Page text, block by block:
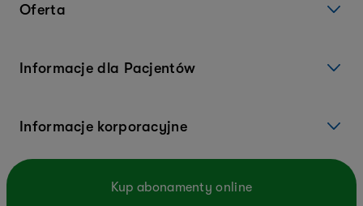
Oferta
Informacje dla Pacjentów
Informacje korporacyjne
Kup abonamenty online